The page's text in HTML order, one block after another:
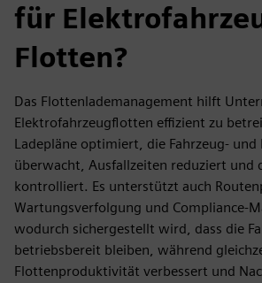
für
Flotten?
Das Flottenlademanagement hilft
Elektrofahrzeugflotten effizient zu
Ladepläne optimiert, die Fahrzeug- und
überwacht, Ausfallzeiten reduziert und
kontrolliert. Es unterstützt auch
Wartungsverfolgung und Compliance-
wodurch sichergestellt wird, dass die
betriebsbereit bleiben, während
Flottenproduktivität verbessert und